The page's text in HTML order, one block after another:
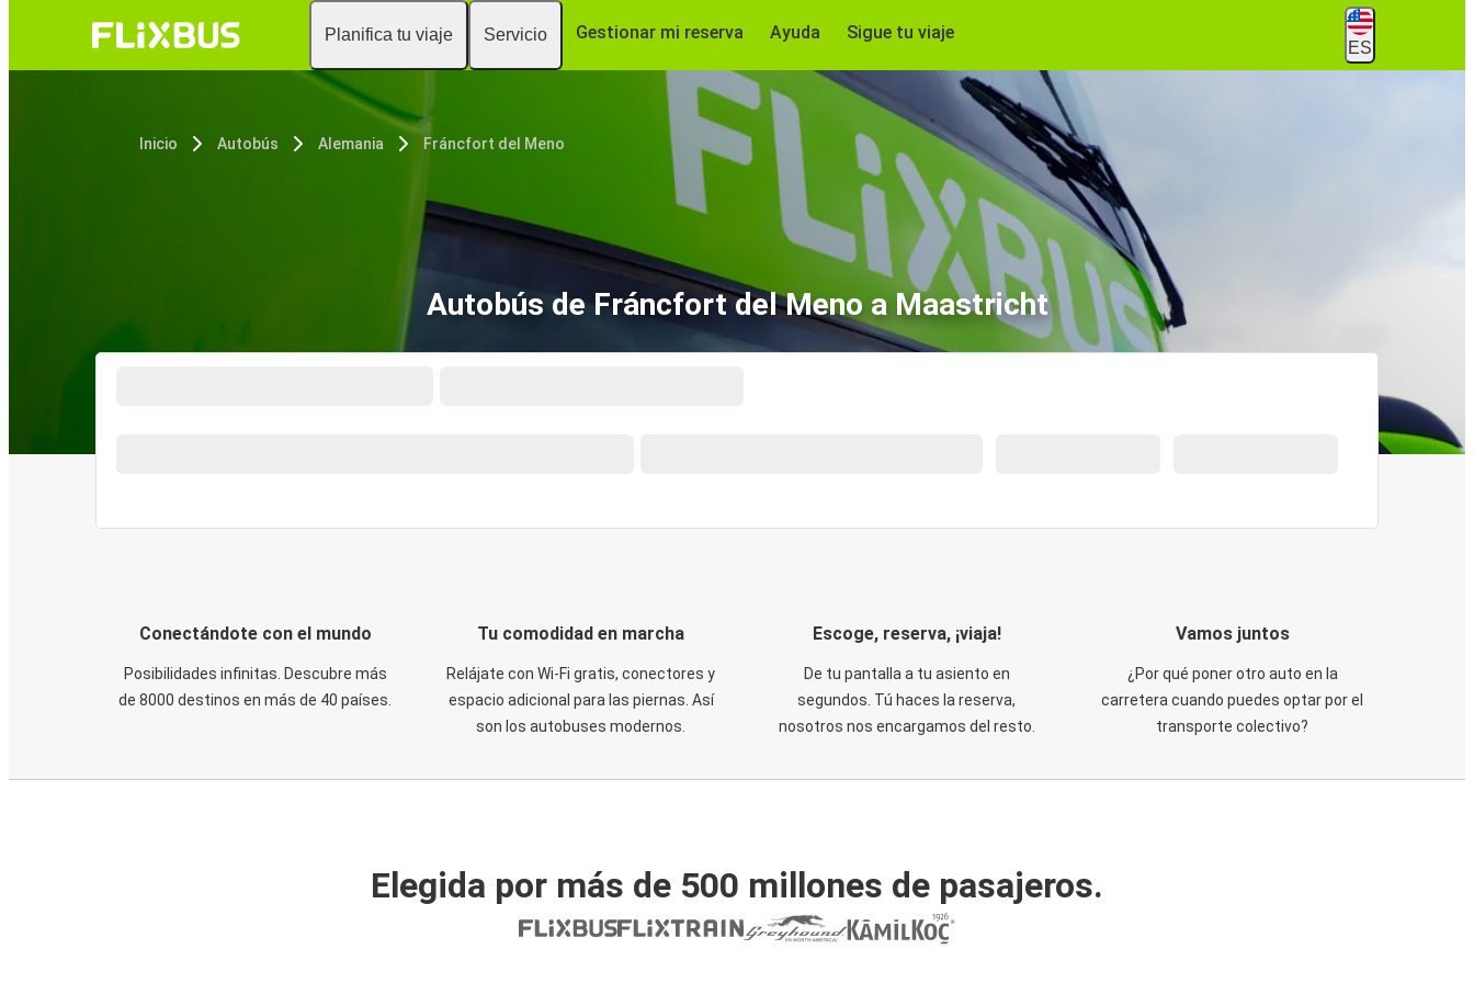
Planifica tu viaje Servicio Gestionar mi reserva Ayuda Sigue tu viaje
ES
Inicio Autobús Alemania Fráncfort del Meno
Autobús de Fráncfort del Meno a Maastricht
Conectándote con el mundo
Posibilidades infinitas. Descubre más
de 8000 destinos en más de 40 países.
Tu comodidad en marcha
Relájate con Wi-Fi gratis, conectores y
espacio adicional para las piernas. Así
son los autobuses modernos.
Escoge, reserva, ¡viaja!
De tu pantalla a tu asiento en
segundos. Tú haces la reserva,
nosotros nos encargamos del resto.
Vamos juntos
¿Por qué poner otro auto en la
carretera cuando puedes optar por el
transporte colectivo?
Elegida por más de 500 millones de pasajeros.